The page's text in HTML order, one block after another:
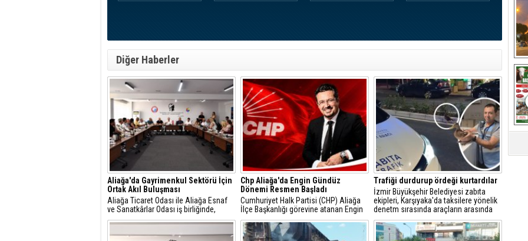
Diğer Haberler
Aliağa'da Gayrimenkul Sektörü İçin
Ortak Akıl Buluşması
Aliağa Ticaret Odası ile Aliağa Esnaf
ve Sanatkârlar Odası iş birliğinde,
ilçede faaliyet gösteren gayrimenkul
danışmanlarıyla sektörel istişare
toplantısı gerçekleştirildi.
Chp Aliağa'da Engin Gündüz
Dönemi Resmen Başladı
Cumhuriyet Halk Partisi (CHP) Aliağa
İlçe Başkanlığı görevine atanan Engin
Gündüz, sosyal medya hesabından
yaptığı açıklamayla yeni döneme ilişkin
mesajlar verdi.
Trafiği durdurup ördeği kurtardılar
İzmir Büyükşehir Belediyesi zabıta
ekipleri, Karşıyaka'da taksilere yönelik
denetm sırasında araçların arasında
kalan yeşilbaşlı dişi ördeği fark ederek
trafiği durdurdu.